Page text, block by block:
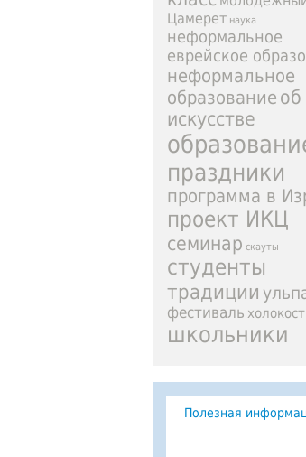
Цамерет наука
неформальное
еврейское
неформальное
образование об
искусстве
праздники
программа в
проект ИКЦ
семинар скауты
студенты
традиции
фестиваль холокост
школьники
Полезная